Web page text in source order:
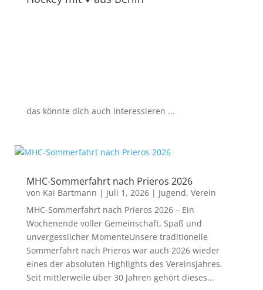
das könnte dich auch interessieren ...
MHC-Sommerfahrt nach Prieros 2026
von Kai Bartmann | Juli 1, 2026| Jugend, Verein
MHC-Sommerfahrt nach Prieros 2026 – Ein
Wochenende voller Gemeinschaft, Spaß und
unvergesslicher MomenteUnsere traditionelle
Sommerfahrt nach Prieros war auch 2026 wieder
eines der absoluten Highlights des Vereinsjahres.
Seit mittlerweile über 30 Jahren gehört dieses...